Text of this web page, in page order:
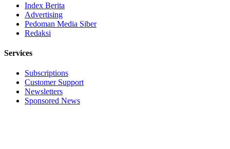
Index Berita
Advertising
Pedoman Media Siber
Redaksi
Services
Subscriptions
Customer Support
Newsletters
Sponsored News